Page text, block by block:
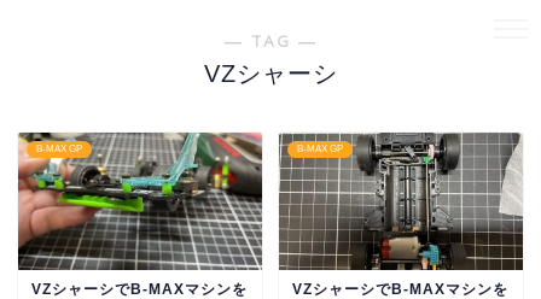
― TAG ―
VZシャーシ
B-MAX GP
VZシャーシでB-MAXマシンを
B-MAX GP
VZシャーシでB-MAXマシンを